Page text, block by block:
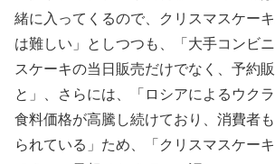
緒に入ってくるので、クリスマスケー
は難しい」としつつも、「大手コンビ
スケーキの当日販売だけでなく、予約
と」、さらには、「ロシアによるウクラ
食料価格が高騰し続けており、消費者
られている」ため、「クリスマスケー